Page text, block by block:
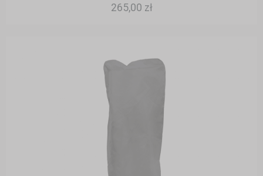
265,00 zł